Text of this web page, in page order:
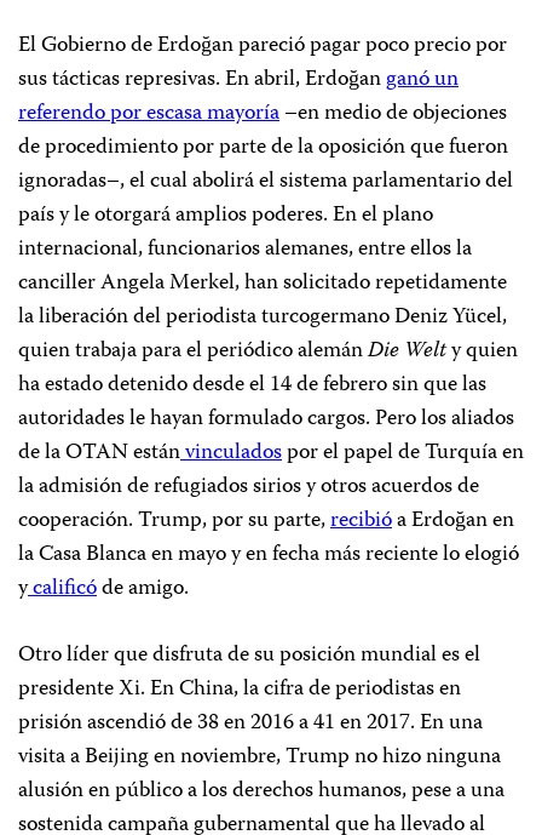
El Gobierno de Erdoğan pareció pagar poco precio por
sus tácticas represivas. En abril, Erdoğanganó un
referendo por escasa mayoría–en medio de objeciones
de procedimiento por parte de la oposición que fueron
ignoradas–, el cual abolirá el sistema parlamentario del
país y le otorgará amplios poderes. En el plano
internacional, funcionarios alemanes, entre ellos la
canciller Angela Merkel, han solicitado repetidamente
la liberación del periodista turcogermano Deniz Yücel,
quien trabaja para el periódico alemánDie Welty quien
ha estado detenido desde el 14 de febrero sin que las
autoridades le hayan formulado cargos. Pero los aliados
de la OTAN estánvinculadospor el papel de Turquía en
la admisión de refugiados sirios y otros acuerdos de
cooperación. Trump, por su parte,recibióa Erdoğan en
la Casa Blanca en mayo y en fecha más reciente lo elogió
ycalificóde amigo.
Otro líder que disfruta de su posición mundial es el
presidente Xi. En China, la cifra de periodistas en
prisión ascendió de 38 en 2016 a 41 en 2017. En una
visita a Beijing en noviembre, Trump no hizo ninguna
alusión en público a los derechos humanos, pese a una
sostenida campaña gubernamental que ha llevado al